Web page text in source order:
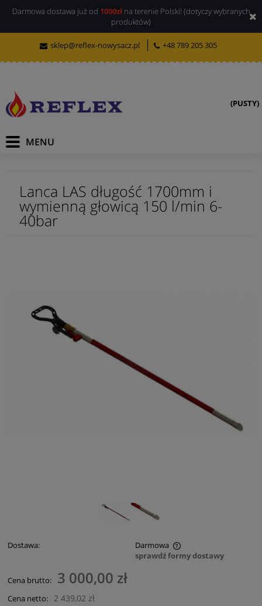
Darmowa dostawa już od 1000złna terenie Polski! (dotyczy wybranych
produktów)
sklep@reflex-nowysacz.pl +48 789 205 305
(PUSTY)
Lanca LAS długość 1700mm i
wymienną głowicą 150 l/min 6-
40bar
Dostawa:
Darmowa
Cena nie zawiera ewentualnych kosztów płatności
sprawdź formy dostawy
Cena brutto: 3 000,00 zł
Cena netto: 2 439,02 zł